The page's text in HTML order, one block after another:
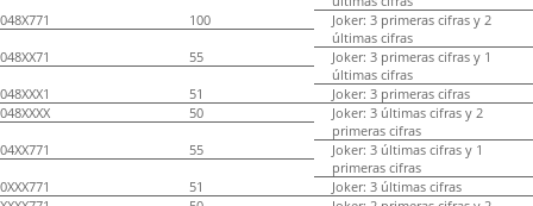
048X771
100
Joker: 3 primeras cifras y 2
últimas cifras
048XX71
55
Joker: 3 primeras cifras y 1
últimas cifras
048XXX1
51
Joker: 3 primeras cifras
048XXXX
50
Joker: 3 últimas cifras y 2
primeras cifras
04XX771
55
Joker: 3 últimas cifras y 1
primeras cifras
0XXX771
51
Joker: 3 últimas cifras